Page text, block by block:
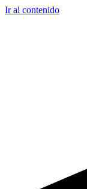
Ir al contenido